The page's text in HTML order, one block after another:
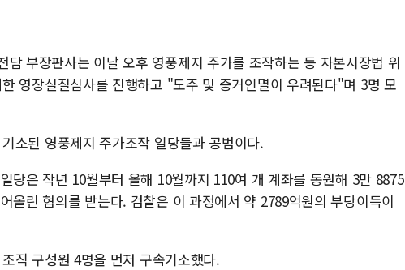
담 부장판사는 이날 오후 영풍제지 주가를 조작하는 등 자본시장법 위
영장실질심사를 진행하고 "도주 및 증거인멸이 우려된다"며 3명 모
소된 영풍제지 주가조작 일당들과 공범이다.
당은 작년 10월부터 올해 10월까지 110여 개 계좌를 동원해 3만 8875
올린 혐의를 받는다. 검찰은 이 과정에서 약 2789억원의 부당이득이
직 구성원 4명을 먼저 구속기소했다.